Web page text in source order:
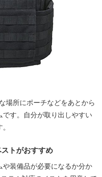
場所にポーチなどをあとから
す。自分が取り出しやすい
トがおすすめ
装備品が必要になるか分か